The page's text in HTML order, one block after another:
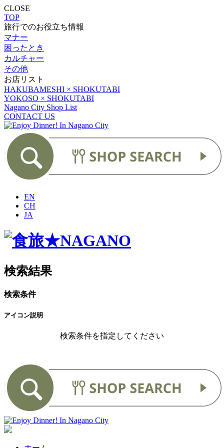
CLOSE
TOP
旅行でのお役立ち情報
マナー
困ったとき
カルチャー
その他
お店リスト
HAKUBAMESHI × SHOKUTABI
YOKOSO × SHOKUTABI
Nagano City Shop List
CONTACT US
EN
CH
JA
検索結果
検索条件
アイコン説明
検索条件を指定してください